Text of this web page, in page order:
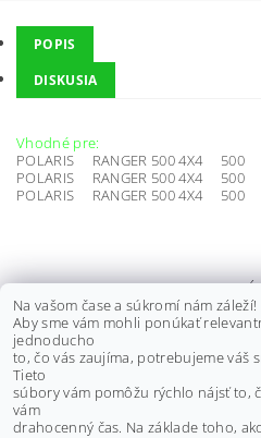
POPIS
DISKUSIA
Vhodné pre:
POLARIS RANGER 500 4X4
POLARIS RANGER 500 4X4
POLARIS RANGER 500 4X4
POLARIS
700,
€36,60
€45
Na vašom čase a súkromí nám záleží!
Aby sme vám mohli ponúkať
jednoducho
to, čo vás zaujíma, potrebujeme váš
Tieto
súbory vám pomôžu rýchlo nájsť to,
vám
drahocenný čas. Na základe toho,